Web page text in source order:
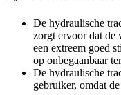
De hydraulische
zorgt ervoor dat de
een extreem goed
op onbegaanbaar
De hydraulische
gebruiker, omdat